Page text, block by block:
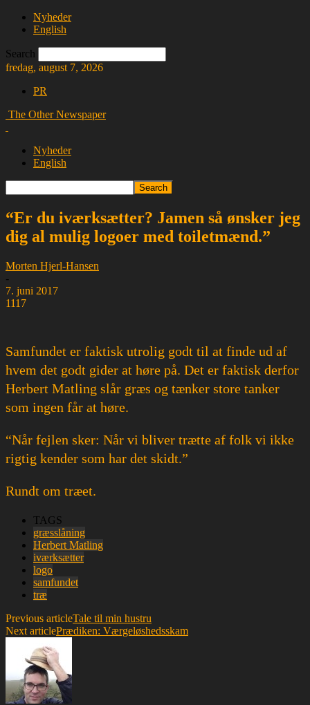
Nyheder
English
Search
fredag, august 7, 2026
PR
The Other Newspaper
Nyheder
English
“Er du iværksætter? Jamen så ønsker jeg
dig al mulig logoer med toiletmænd.”
Morten Hjerl-Hansen
-
7. juni 2017
1117
Samfundet er faktisk utrolig godt til at finde ud af
hvem det godt gider at høre på. Det er faktisk derfor
Herbert Matling slår græs og tænker store tanker
som ingen får at høre.
“Når fejlen sker: Når vi bliver trætte af folk vi ikke
rigtig kender som har det skidt.”
Rundt om træet.
TAGS
græsslåning
Herbert Matling
iværksætter
logo
samfundet
træ
Previous articleTale til min hustru
Next articlePrædiken: Værgeløshedsskam